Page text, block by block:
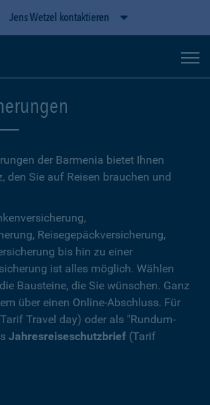
Jens Wetzel kontaktieren
der Barmenia bietet Ihnen
den Sie auf Reisen brauchen und
Reisegepäckversicherung,
bis hin zu einer
ist alles möglich. Wählen
Bausteine, die Sie wünschen. Ganz
über einen Online-Abschluss. Für
Travel day) oder als "Rundum-
Jahresreiseschutzbrief (Tarif